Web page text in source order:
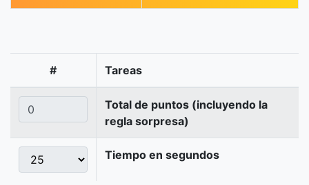
# Tareas
Total de puntos (incluyendo la
regla sorpresa)
Tiempo en segundos